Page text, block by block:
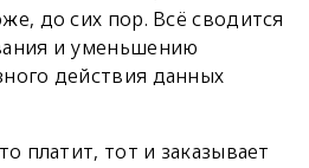
до сих пор. Всё сводится
и уменьшению
действия данных
платит, тот и заказывает